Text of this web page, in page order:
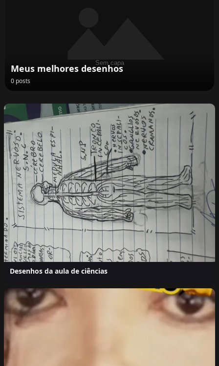
Meus melhores desenhos
0 posts
Desenhos da aula de ciências